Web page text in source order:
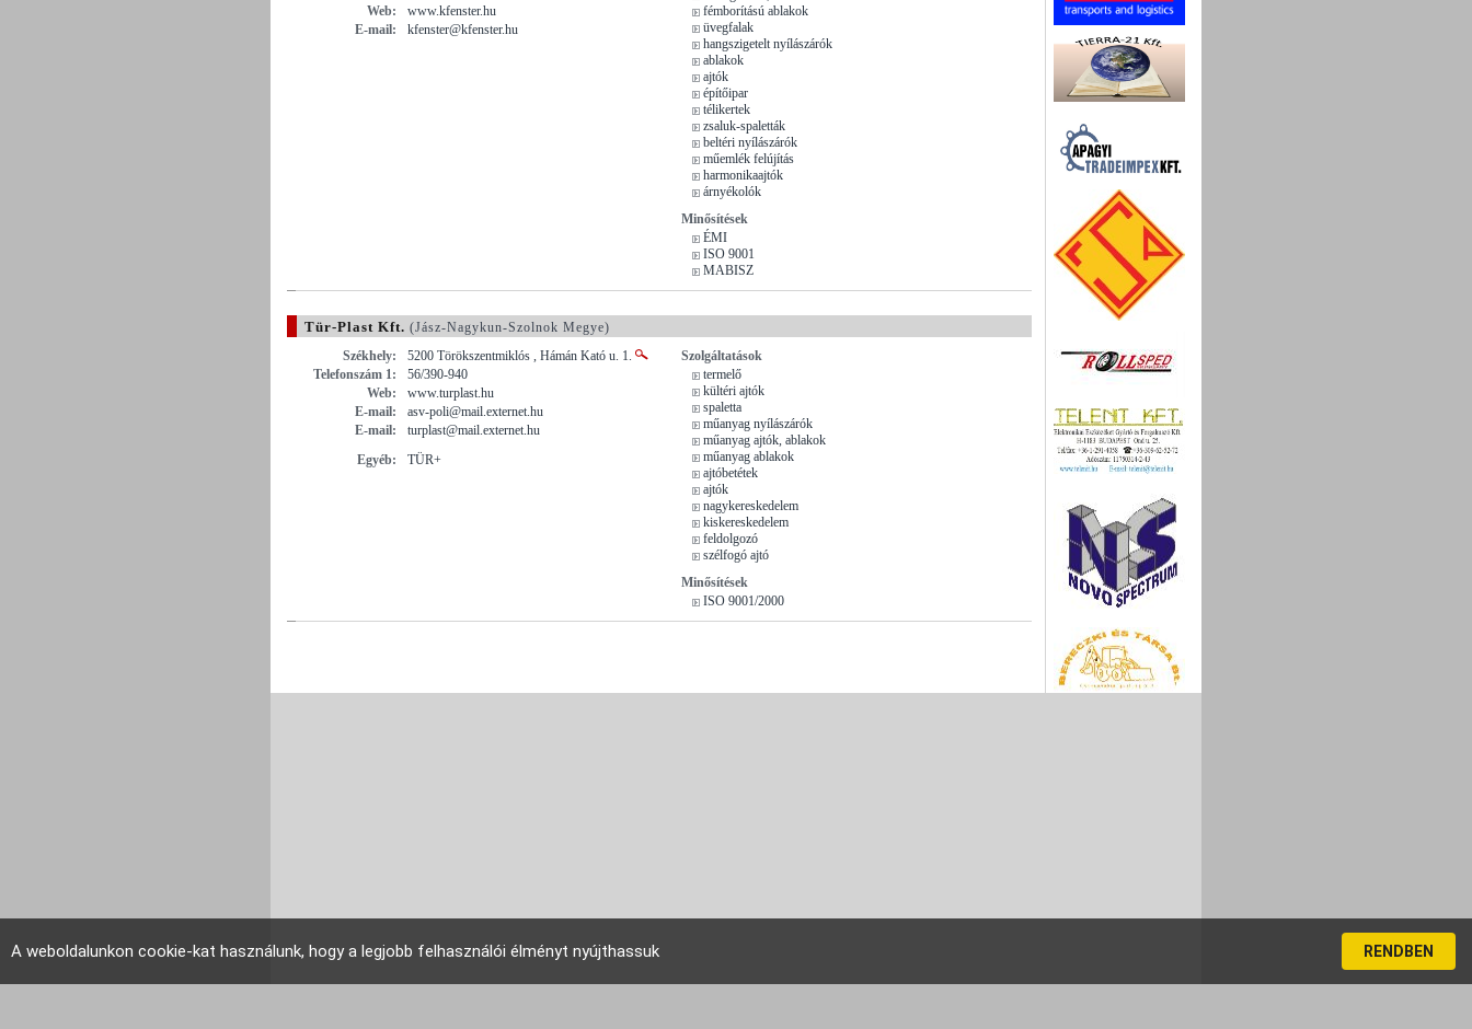
Web:
www.kfenster.hu
E-mail:
kfenster@kfenster.hu
fémborítású ablakok
üvegfalak
hangszigetelt nyílászárók
ablakok
ajtók
építőipar
télikertek
zsaluk-spaletták
beltéri nyílászárók
műemlék felújítás
harmonikaajtók
árnyékolók
Minősítések
ÉMI
ISO 9001
MABISZ
Tür-Plast Kft. (Jász-Nagykun-Szolnok Megye)
Székhely:
5200 Törökszentmiklós , Hámán Kató u. 1.
Telefonszám 1:
56/390-940
Web:
www.turplast.hu
E-mail:
asv-poli@mail.externet.hu
E-mail:
turplast@mail.externet.hu
Egyéb:
TÜR+
Szolgáltatások
termelő
kültéri ajtók
spaletta
műanyag nyílászárók
műanyag ajtók, ablakok
műanyag ablakok
ajtóbetétek
ajtók
nagykereskedelem
kiskereskedelem
feldolgozó
szélfogó ajtó
Minősítések
ISO 9001/2000
A weboldalunkon cookie-kat használunk, hogy a legjobb felhasználói élményt nyújthassuk RENDBEN